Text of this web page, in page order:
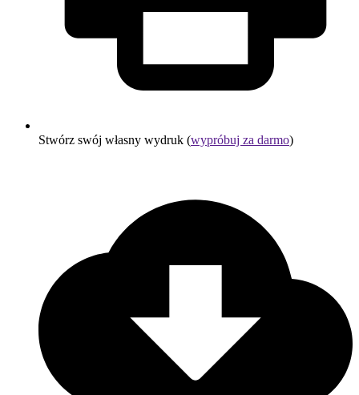
Stwórz swój własny wydruk (wypróbuj za darmo)